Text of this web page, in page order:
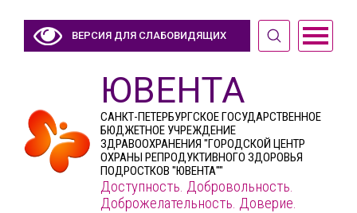
ВЕРСИЯ ДЛЯ СЛАБОВИДЯЩИХ
ЮВЕНТА
САНКТ-ПЕТЕРБУРГСКОЕ ГОСУДАРСТВЕННОЕ
БЮДЖЕТНОЕ УЧРЕЖДЕНИЕ
ЗДРАВООХРАНЕНИЯ "ГОРОДСКОЙ ЦЕНТР
ОХРАНЫ РЕПРОДУКТИВНОГО ЗДОРОВЬЯ
ПОДРОСТКОВ "ЮВЕНТА""
Доступность. Добровольность.
Доброжелательность. Доверие.